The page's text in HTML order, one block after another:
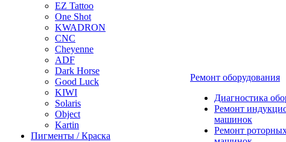
EZ Tattoo
One Shot
KWADRON
CNC
Cheyenne
ADF
Dark Horse
Good Luck
KIWI
Solaris
Object
Kartin
Пигменты / Краска
Ремонт оборудования
Диагностика
Ремонт
машинок
Ремонт